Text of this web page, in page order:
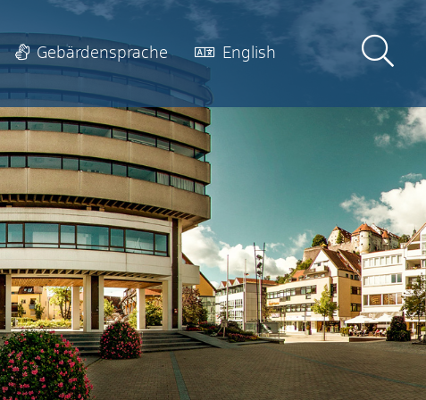
Gebärdensprache English